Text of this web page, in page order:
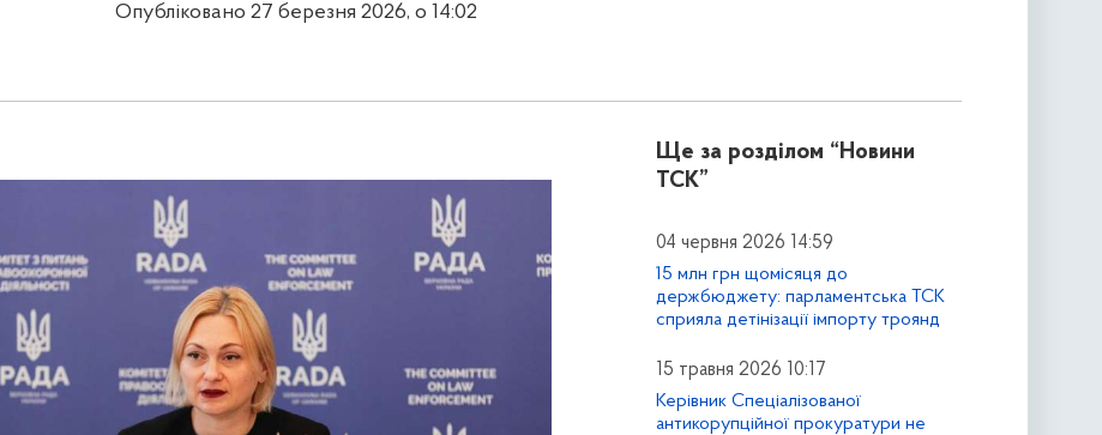
Опубліковано 27 березня 2026, о 14:02
Ще за розділом “Новини
ТСК”
04 червня 2026 14:59
15 млн грн щомісяця до
держбюджету: парламентська ТСК
сприяла детінізації імпорту троянд
15 травня 2026 10:17
Керівник Спеціалізованої
антикорупційної прокуратури не